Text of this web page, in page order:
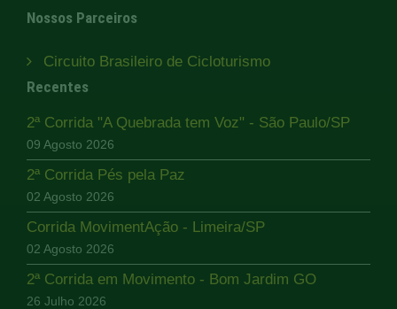
Nossos Parceiros
Circuito Brasileiro de Cicloturismo
Recentes
2ª Corrida "A Quebrada tem Voz" - São Paulo/SP
09 Agosto 2026
2ª Corrida Pés pela Paz
02 Agosto 2026
Corrida MovimentAção - Limeira/SP
02 Agosto 2026
2ª Corrida em Movimento - Bom Jardim GO
26 Julho 2026